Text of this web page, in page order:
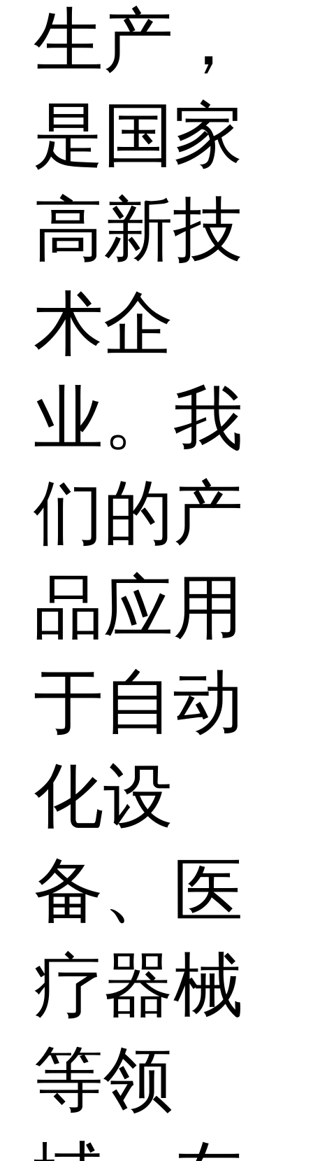
生产，
是国家
高新技
术企
业。我
们的产
品应用
于自动
化设
备、医
疗器械
等领